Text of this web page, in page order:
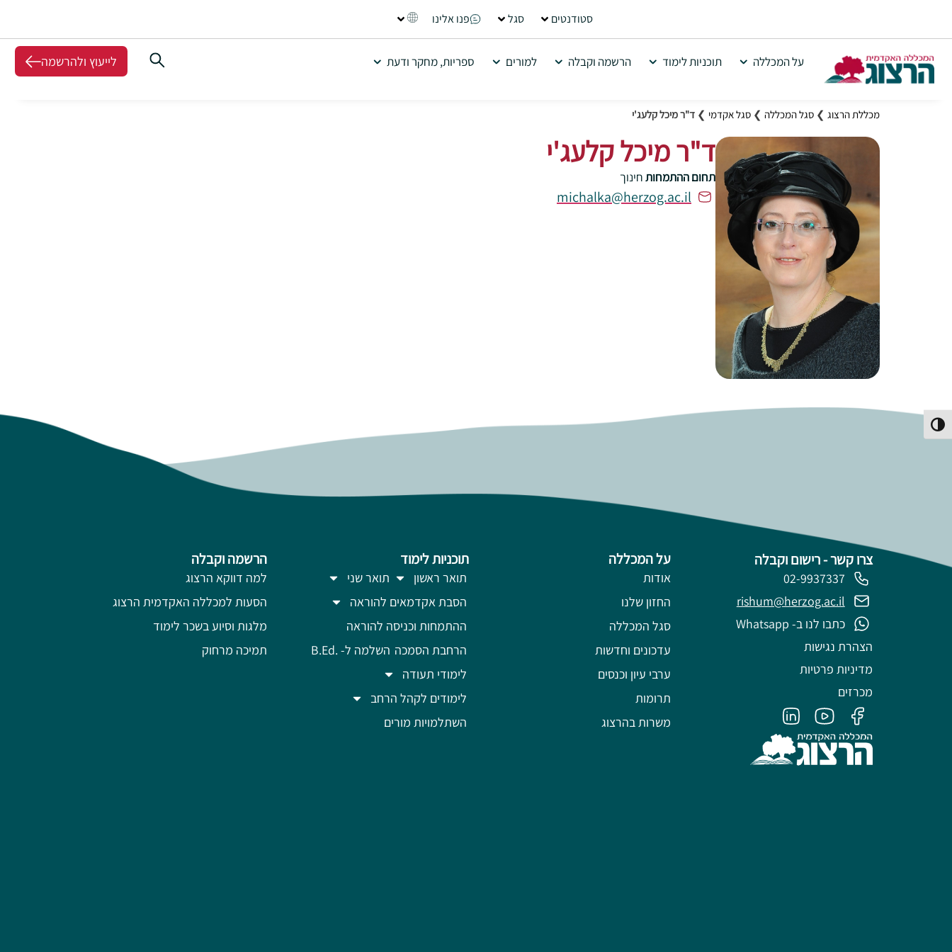
הפעל/כבה ניגודיות גבוהה
סטודנטים סגל פנו אלינו
על המכללה תוכניות לימוד הרשמה וקבלה למורים ספריות, מחקר ודעת לייעוץ ולהרשמה
מכללת הרצוג ❯ סגל המכללה ❯ סגל אקדמי ❯ ד"ר מיכל קלעג'י
ד"ר מיכל קלעג'י
תחום ההתמחותחינוך
michalka@herzog.ac.il
צרו קשר - רישום וקבלה
02-9937337
rishum@herzog.ac.il
כתבו לנו ב- Whatsapp
הצהרת נגישות
מדיניות פרטיות
מכרזים
על המכללה
אודות
החזון שלנו
סגל המכללה
עדכונים וחדשות
ערבי עיון וכנסים
תרומות
משרות בהרצוג
תוכניות לימוד
תואר ראשון
תואר שני
הסבת אקדמאים להוראה
ההתמחות וכניסה להוראה
הרחבת הסמכה השלמה ל- .B.Ed
לימודי תעודה
לימודים לקהל הרחב
השתלמויות מורים
הרשמה וקבלה
למה דווקא הרצוג
הסעות למכללה האקדמית הרצוג
מלגות וסיוע בשכר לימוד
תמיכה מרחוק